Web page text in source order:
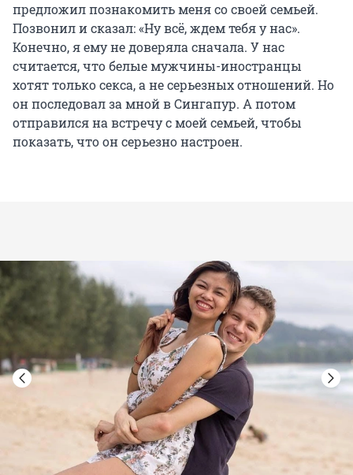
предложил познакомить меня со своей семьей.
Позвонил и сказал: «Ну всё, ждем тебя у нас».
Конечно, я ему не доверяла сначала. У нас
считается, что белые мужчины-иностранцы
хотят только секса, а не серьезных отношений. Но
он последовал за мной в Сингапур. А потом
отправился на встречу с моей семьей, чтобы
показать, что он серьезно настроен.